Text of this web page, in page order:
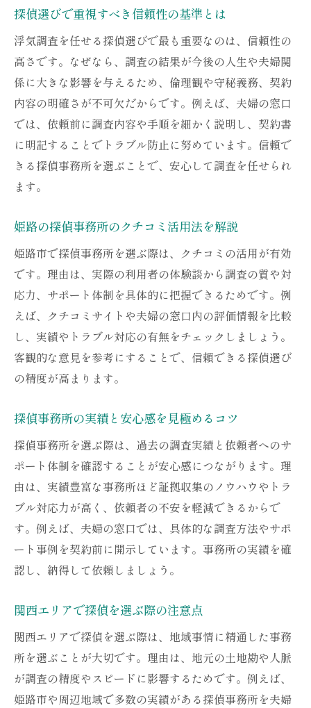
兵庫県探偵の強みと独自の調査ノウハウ
調査範囲が広い探偵の選び方と安心感
探偵事務所のサポート体制を知るメリット
姫路で評判の高い探偵に共通する特徴
夫婦の窓口が推奨する探偵の条件
夫婦の窓口による納得の契約内容解説
夫婦の窓口で契約する探偵調査の流れ
契約時に確認したい探偵のサービス内容
トラブル回避のための契約ポイントを解説
夫婦の窓口が提供する安心サポート体制
探偵契約後のフォローと相談体制も充実
探偵による浮気調査の流れを徹底解説
探偵に浮気調査を依頼する手順を紹介
調査開始から証拠提出までの流れを解説
探偵が使う調査方法と情報収集の実際
浮気調査で探偵が重視する報告書の質
夫婦の窓口がサポートする調査の進め方
調査後のサポートに注目した理由
探偵による調査後のアフターフォローとは
証拠取得後に活用できる夫婦の窓口の支援
浮気調査後の法的手続きも探偵がサポート
調査後のカウンセリング体制の重要性
夫婦の窓口が強みとする相談対応の流れ
探偵に浮気調査を依頼した場合の費用目安
姫路の探偵料金体系と納得のポイント
調査期間と費用の関係をわかりやすく解説
探偵選びで重視すべき信頼性の基準とは
浮気調査を任せる探偵選びで最も重要なのは、信頼性の
高さです。なぜなら、調査の結果が今後の人生や夫婦関
係に大きな影響を与えるため、倫理観や守秘義務、契約
内容の明確さが不可欠だからです。例えば、夫婦の窓口
では、依頼前に調査内容や手順を細かく説明し、契約書
に明記することでトラブル防止に努めています。信頼で
きる探偵事務所を選ぶことで、安心して調査を任せられ
ます。
姫路の探偵事務所のクチコミ活用法を解説
姫路市で探偵事務所を選ぶ際は、クチコミの活用が有効
です。理由は、実際の利用者の体験談から調査の質や対
応力、サポート体制を具体的に把握できるためです。例
えば、クチコミサイトや夫婦の窓口内の評価情報を比較
し、実績やトラブル対応の有無をチェックしましょう。
客観的な意見を参考にすることで、信頼できる探偵選び
の精度が高まります。
探偵事務所の実績と安心感を見極めるコツ
探偵事務所を選ぶ際は、過去の調査実績と依頼者へのサ
ポート体制を確認することが安心感につながります。理
由は、実績豊富な事務所ほど証拠収集のノウハウやトラ
ブル対応力が高く、依頼者の不安を軽減できるからで
す。例えば、夫婦の窓口では、具体的な調査方法やサポ
ート事例を契約前に開示しています。事務所の実績を確
認し、納得して依頼しましょう。
関西エリアで探偵を選ぶ際の注意点
関西エリアで探偵を選ぶ際は、地域事情に精通した事務
所を選ぶことが大切です。理由は、地元の土地勘や人脈
が調査の精度やスピードに影響するためです。例えば、
姫路市や周辺地域で多数の実績がある探偵事務所を夫婦